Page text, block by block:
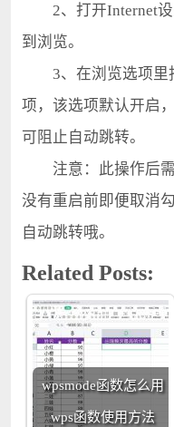
2、打开Internet设
到浏览。
3、在浏览选项里
项，该选项默认开启
可阻止自动跳转。
注意：此操作后需
没有重启前即便取消
自动跳转哦。
Related Posts:
wpsmode函数怎么用
wps函数使用方法